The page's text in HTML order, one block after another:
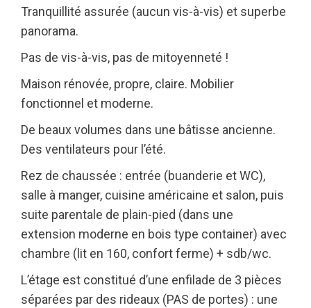
Tranquillité assurée (aucun vis-à-vis) et superbe
panorama.
Pas de vis-à-vis, pas de mitoyenneté !
Maison rénovée, propre, claire. Mobilier
fonctionnel et moderne.
De beaux volumes dans une bâtisse ancienne.
Des ventilateurs pour l’été.
Rez de chaussée : entrée (buanderie et WC),
salle à manger, cuisine américaine et salon, puis
suite parentale de plain-pied (dans une
extension moderne en bois type container) avec
chambre (lit en 160, confort ferme) + sdb/wc.
L’étage est constitué d’une enfilade de 3 pièces
séparées par des rideaux (PAS de portes) : une